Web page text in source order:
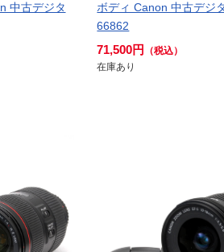
中古デジタ
ボディ Canon 中古デジ
66862
71,500円
（税込）
在庫あり